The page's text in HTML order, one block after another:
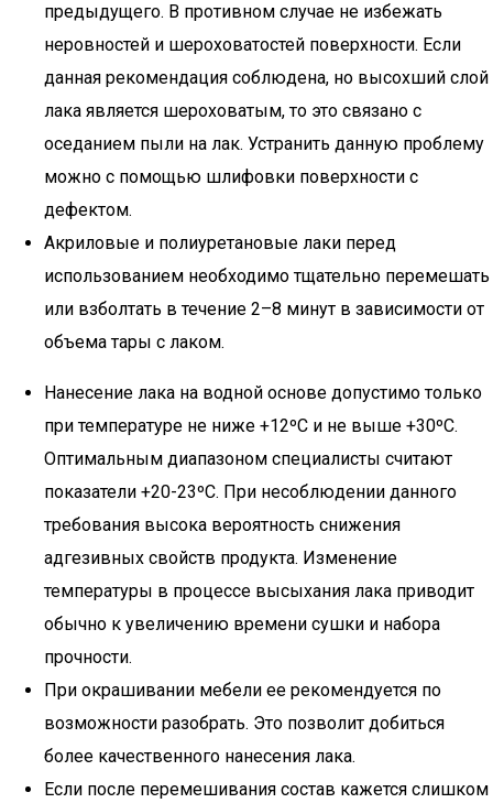
предыдущего. В противном случае не избежать
неровностей и шероховатостей поверхности. Если
данная рекомендация соблюдена, но высохший слой
лака является шероховатым, то это связано с
оседанием пыли на лак. Устранить данную проблему
можно с помощью шлифовки поверхности с
дефектом.
Акриловые и полиуретановые лаки перед
использованием необходимо тщательно перемешать
или взболтать в течение 2–8 минут в зависимости от
объема тары с лаком.
Нанесение лака на водной основе допустимо только
при температуре не ниже +12ºС и не выше +30ºС.
Оптимальным диапазоном специалисты считают
показатели +20-23ºС. При несоблюдении данного
требования высока вероятность снижения
адгезивных свойств продукта. Изменение
температуры в процессе высыхания лака приводит
обычно к увеличению времени сушки и набора
прочности.
При окрашивании мебели ее рекомендуется по
возможности разобрать. Это позволит добиться
более качественного нанесения лака.
Если после перемешивания состав кажется слишком